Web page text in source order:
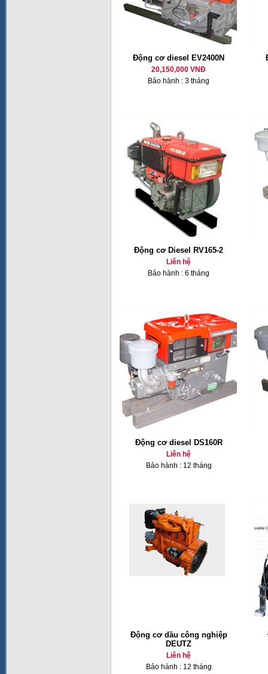
Động cơ diesel EV2400N
20,150,000 VNĐ
Bảo hành : 3 tháng
Động cơ Diesel RV165-2
Liên hệ
Bảo hành : 6 tháng
Động cơ diesel DS160R
Liên hệ
Bảo hành : 12 tháng
Động cơ dầu công nghiệp
DEUTZ
Liên hệ
Bảo hành : 12 tháng